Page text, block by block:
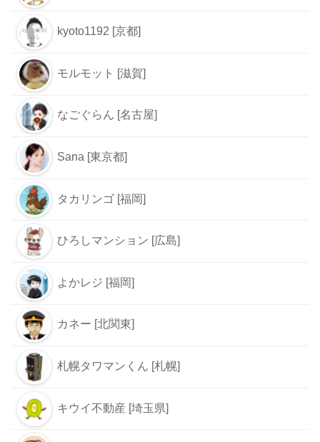
kyoto1192 [京都]
モルモット [滋賀]
なごぐらん [名古屋]
Sana [東京都]
タカリンゴ [福岡]
ひろしマンション [広島]
よかレジ [福岡]
カネー [北関東]
札幌タワマンくん [札幌]
キウイ不動産 [埼玉県]